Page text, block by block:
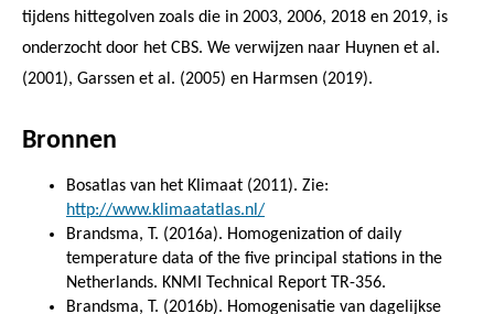
tijdens hittegolven zoals die in 2003, 2006, 2018 en 2019, is
onderzocht door het CBS. We verwijzen naar Huynen et al.
(2001), Garssen et al. (2005) en Harmsen (2019).
Bronnen
Bosatlas van het Klimaat (2011). Zie:
http://www.klimaatatlas.nl/
Brandsma, T. (2016a). Homogenization of daily
temperature data of the five principal stations in the
Netherlands. KNMI Technical Report TR-356.
Brandsma, T. (2016b). Homogenisatie van dagelijkse